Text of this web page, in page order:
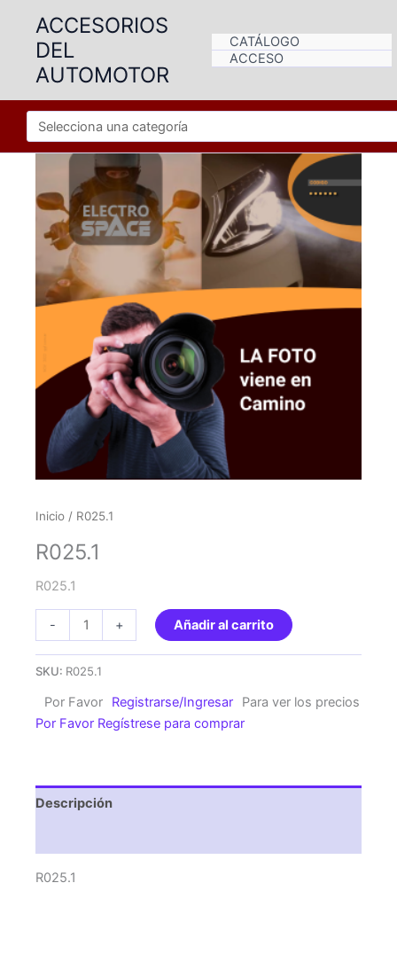
contenido
ACCESORIOS
DEL
AUTOMOTOR
CATÁLOGO
ACCESO
Inicio / R025.1
R025.1
R025.1
-
cantidad
+ Añadir al carrito
SKU: R025.1
Por Favor Registrarse/Ingresar
Para ver los precios
Por Favor Regístrese para comprar
Descripción
R025.1